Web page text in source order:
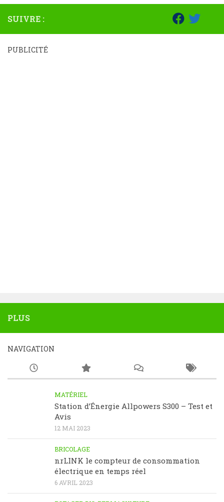
SUIVRE :
PUBLICITÉ
PLUS
NAVIGATION
MATÉRIEL
Station d’Énergie Allpowers S300 – Test et
Avis
12 MAI 2023
BRICOLAGE
nrLINK le compteur de consommation
électrique en temps réel
6 AVRIL 2023